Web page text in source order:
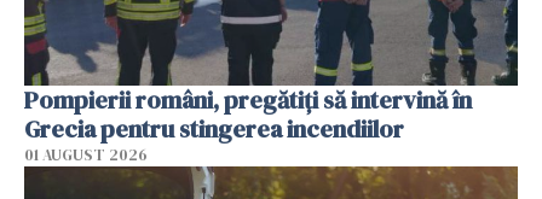
Pompierii români, pregătiţi să intervină în
Grecia pentru stingerea incendiilor
01 AUGUST 2026